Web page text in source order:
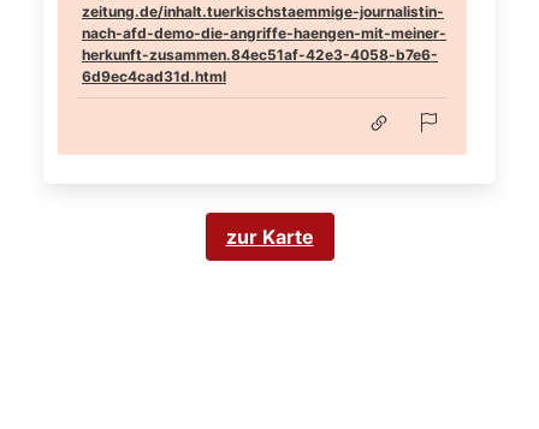
zeitung.de/inhalt.tuerkischstaemmige-journalistin-
nach-afd-demo-die-angriffe-haengen-mit-meiner-
herkunft-zusammen.84ec51af-42e3-4058-b7e6-
6d9ec4cad31d.html
zur Karte